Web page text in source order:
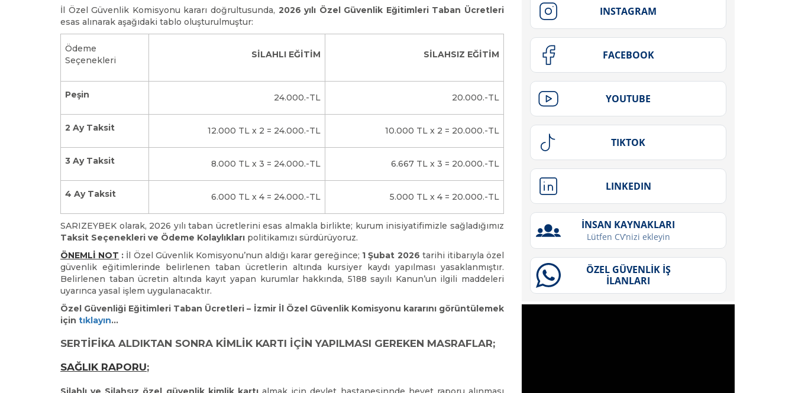
İl Özel Güvenlik Komisyonu kararı doğrultusunda, 2026 yılı Özel Güvenlik Eğitimleri Taban Ücretleri
esas alınarak aşağıdaki tablo oluşturulmuştur:
Ödeme
Seçenekleri
SİLAHLI EĞİTİM SİLAHSIZ EĞİTİM
Peşin 24.000.-TL 20.000.-TL
2 Ay Taksit 12.000 TL x 2 = 24.000.-TL 10.000 TL x 2 = 20.000.-TL
3 Ay Taksit 8.000 TL x 3 = 24.000.-TL 6.667 TL x 3 = 20.000.-TL
4 Ay Taksit 6.000 TL x 4 = 24.000.-TL 5.000 TL x 4 = 20.000.-TL
SARIZEYBEK olarak, 2026 yılı taban ücretlerini esas almakla birlikte; kurum inisiyatifimizle sağladığımız
Taksit Seçenekleri ve Ödeme Kolaylıkları politikamızı sürdürüyoruz.
ÖNEMLİ NOT : İl Özel Güvenlik Komisyonu’nun aldığı karar gereğince; 1 Şubat 2026 tarihi itibarıyla özel
güvenlik eğitimlerinde belirlenen taban ücretlerin altında kursiyer kaydı yapılması yasaklanmıştır.
Belirlenen taban ücretin altında kayıt yapan kurumlar hakkında, 5188 sayılı Kanun’un ilgili maddeleri
uyarınca yasal işlem uygulanacaktır.
Özel Güvenliği Eğitimleri Taban Ücretleri – İzmir İl Özel Güvenlik Komisyonu kararını görüntülemek
için tıklayın…
SERTİFİKA ALDIKTAN SONRA KİMLİK KARTI İÇİN YAPILMASI GEREKEN MASRAFLAR;
SAĞLIK RAPORU;